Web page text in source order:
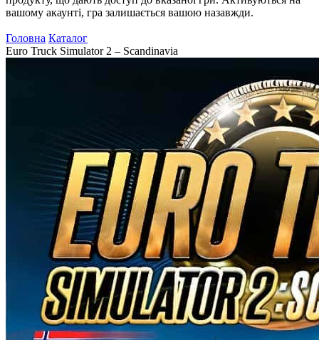
вашому акаунті, гра залишається вашою назавжди.
Головна Каталог
Euro Truck Simulator 2 – Scandinavia